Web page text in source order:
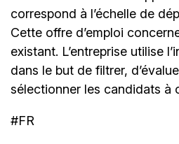
correspond à l’échelle de
Cette offre d’emploi
existant. L’entreprise utilise
dans le but de filtrer,
sélectionner les candidats à
#FR